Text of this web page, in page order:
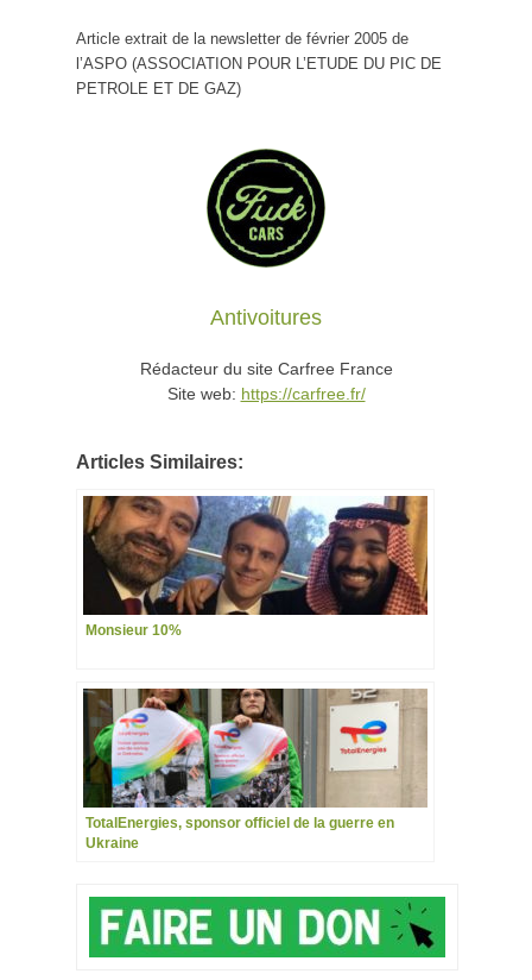
Article extrait de la newsletter de février 2005 de
l’ASPO (ASSOCIATION POUR L’ETUDE DU PIC DE
PETROLE ET DE GAZ)
Antivoitures
Rédacteur du site Carfree France
Site web: https://carfree.fr/
Articles Similaires:
Monsieur 10%
TotalEnergies, sponsor officiel de la guerre en
Ukraine